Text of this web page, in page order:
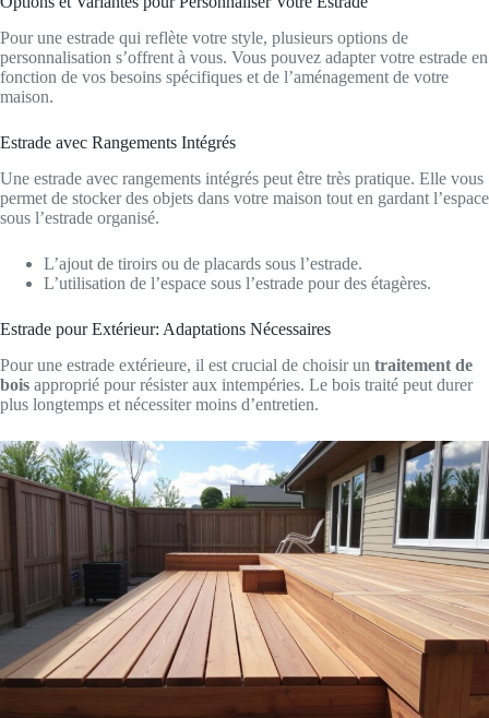
Pour une estrade qui reflète votre style, plusieurs options de
personnalisation s’offrent à vous. Vous pouvez adapter votre estrade en
fonction de vos besoins spécifiques et de l’aménagement de votre
maison.
Estrade avec Rangements Intégrés
Une estrade avec rangements intégrés peut être très pratique. Elle vous
permet de stocker des objets dans votre maison tout en gardant l’espace
sous l’estrade organisé.
L’ajout de tiroirs ou de placards sous l’estrade.
L’utilisation de l’espace sous l’estrade pour des étagères.
Estrade pour Extérieur: Adaptations Nécessaires
Pour une estrade extérieure, il est crucial de choisir un traitement de
bois approprié pour résister aux intempéries. Le bois traité peut durer
plus longtemps et nécessiter moins d’entretien.